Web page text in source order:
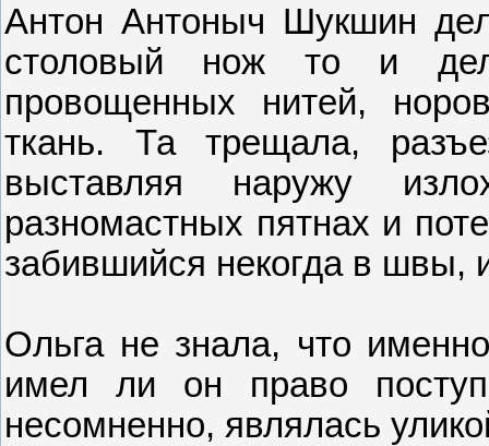
Антон Антоныч Шукшин
столовый нож то и
провощенных нитей,
ткань. Та трещала,
выставляя наружу
разномастных пятнах и
забившийся некогда в швы,
Ольга не знала, что
имел ли он право
несомненно, являлась